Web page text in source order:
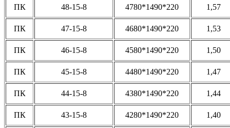
ПК 48-15-8 4780*1490*220 1,57
ПК 47-15-8 4680*1490*220 1,53
ПК 46-15-8 4580*1490*220 1,50
ПК 45-15-8 4480*1490*220 1,47
ПК 44-15-8 4380*1490*220 1,44
ПК 43-15-8 4280*1490*220 1,40